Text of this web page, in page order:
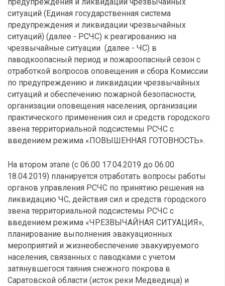
ситуаций (Единая государственная система
предупреждения и ликвидации чрезвычайных
ситуаций) (далее - РСЧС) к реагированию на
чрезвычайные ситуации (далее - ЧС) в
паводкоопасный период и пожароопасный сезон с
отработкой вопросов оповещения и сбора Комиссии
по предупреждению и ликвидации чрезвычайных
ситуаций и обеспечению пожарной безопасности,
организации оповещения населения, организации
практического применения сил и средств городского
звена территориальной подсистемы РСЧС с
введением режима «ПОВЫШЕННАЯ ГОТОВНОСТЬ».
На втором этапе (с 06.00 17.04.2019 до 06.00
18.04.2019) планируется отработать вопросы работы
органов управления РСЧС по принятию решения на
ликвидацию ЧС, действия сил и средств городского
звена территориальной подсистемы РСЧС с
введением режима «ЧРЕЗВЫЧАЙНАЯ СИТУАЦИЯ»,
планирование выполнения эвакуационных
мероприятий и жизнеобеспечение эвакуируемого
населения, связанных с паводками с учетом
затянувшегося таяния снежного покрова в
Саратовской области (исток реки Медведица) и